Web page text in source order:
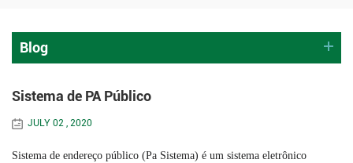
Blog
Sistema de PA Público
JULY 02 , 2020
Sistema de endereço público (Pa Sistema) é um sistema eletrônico